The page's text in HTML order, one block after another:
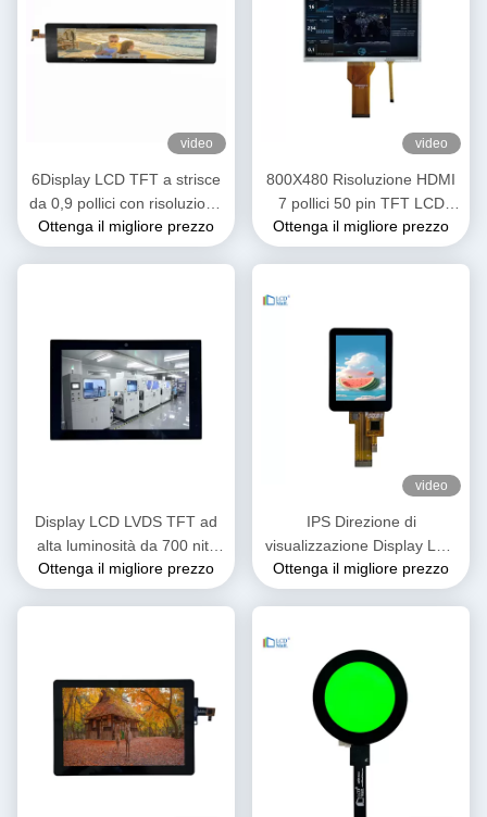
video
6Display LCD TFT a strisce
da 0,9 pollici con risoluzione
280*1424 FHD Interfaccia
MIPI
Ottenga il migliore prezzo
video
800X480 Risoluzione HDMI
7 pollici 50 pin TFT LCD
Display RGB Interfaccia FPC
Ottenga il migliore prezzo
Display LCD LVDS TFT ad
alta luminosità da 700 nits
10,1 pollici OEM ODM
1920x1200
Ottenga il migliore prezzo
video
IPS Direzione di
visualizzazione Display LCD
modulo TFT da 2 pollici con
interfaccia di linea SPI3/4
Ottenga il migliore prezzo